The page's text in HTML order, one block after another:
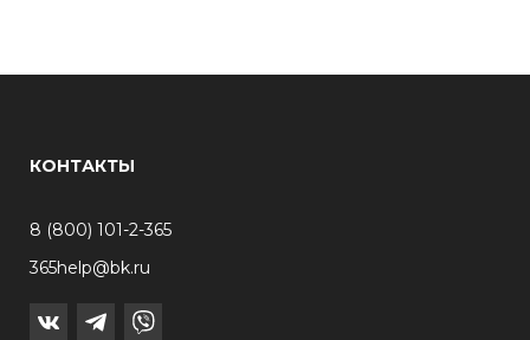
КОНТАКТЫ
8 (800) 101-2-365
365help@bk.ru